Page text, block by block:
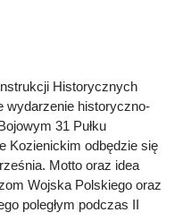
Historycznych
wydarzenie historyczno-
31 Pułku
Kozienickim odbędzie się
Motto oraz idea
Wojska Polskiego oraz
poległym podczas II